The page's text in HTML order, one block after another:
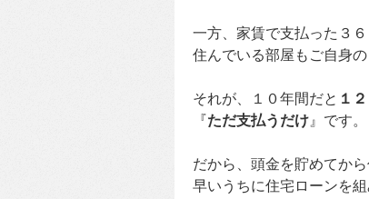
一方、家賃で支払った３
住んでいる部屋もご自身
それが、１０年間だと １
『ただ支払うだけ 』です。
だから、頭金を貯めてか
早いうちに住宅ローンを組